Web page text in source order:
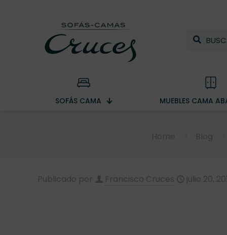
SOFÁS CAMA MUEBLES CAMA
Publicado por Francisco Cruces julio 20,